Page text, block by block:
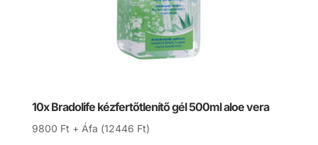
10x Bradolife kézfertőtlenítő gél 500ml aloe vera
9800 Ft + Áfa (12446 Ft)